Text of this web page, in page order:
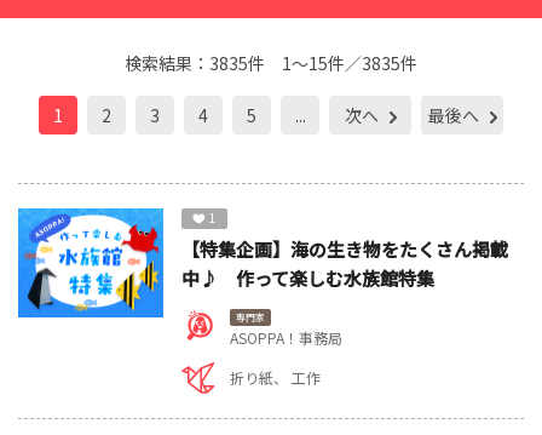
検索結果： 3835件 1～15件／3835件
1 2 3 4 5 ... 次へ 最後へ
1
【特集企画】海の生き物をたくさん掲載
中♪ 作って楽しむ水族館特集
専門家
ASOPPA！事務局
折り紙
工作